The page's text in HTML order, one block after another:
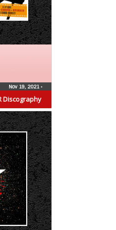
Discography
Nov 19, 2021 •